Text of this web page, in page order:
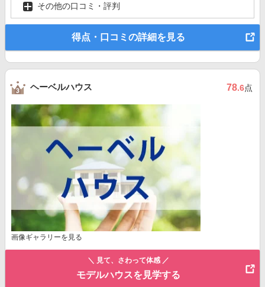
その他の口コミ・評判
得点・口コミの詳細を見る
ヘーベルハウス 78.6点
画像ギャラリーを見る
＼ 見て、さわって体感 ／
モデルハウスを見学する